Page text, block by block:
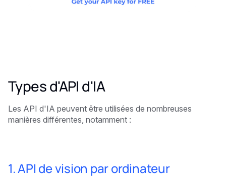
Types d'API d'IA
Les API d'IA peuvent être utilisées de nombreuses
manières différentes, notamment :
1. API de vision par ordinateur